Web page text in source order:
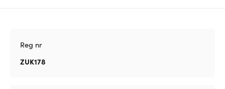
Reg nr
ZUK178